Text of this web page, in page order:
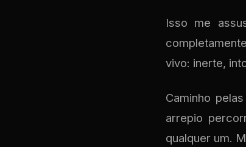
Isso me
vivo: inerte,
Caminho
arrepio
qualquer um.